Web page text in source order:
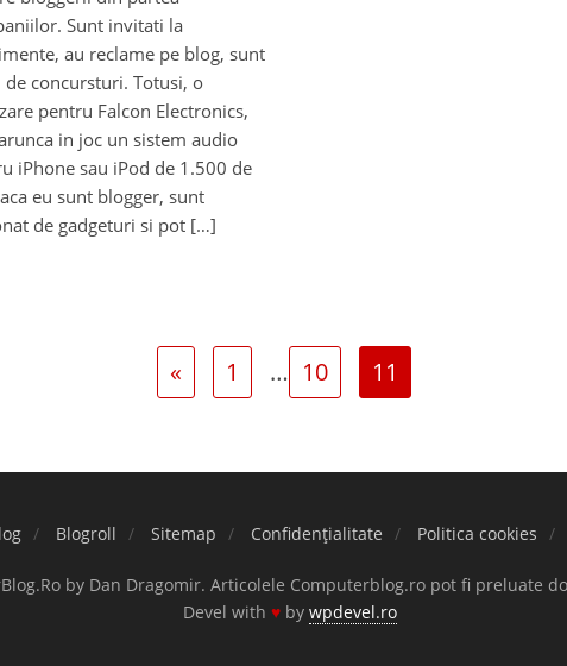
Sunt invitati la
au reclame pe blog, sunt
de concursturi. Totusi, o
pentru Falcon Electronics,
in joc un sistem audio
iPhone sau iPod de 1.500 de
eu sunt blogger, sunt
de gadgeturi si pot […]
« 1 … 10 11
Blogroll Sitemap Confidențialitate Politica cookies
by Dan Dragomir. Articolele Computerblog.ro pot fi preluate
Devel with ♥ by wpdevel.ro